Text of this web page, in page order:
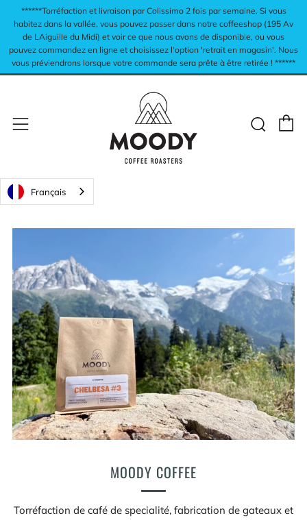
******Torréfaction et livraison par Colissimo 2 fois par semaine. Si vous
habitez dans la vallée, vous pouvez passer dans notre coffeeshop (195 Av
de LAiguille du Midi) et voir ce que nous avons de disponible, ou vous
pouvez commandez en ligne et choisissez l'option 'retrait en magasin'. Nous
vous préviendrons lorsque votre commande sera prête à être retirée ! ******
Menu
Français
MOODY COFFEE
Torréfaction de café de specialité, fabrication de gateaux et